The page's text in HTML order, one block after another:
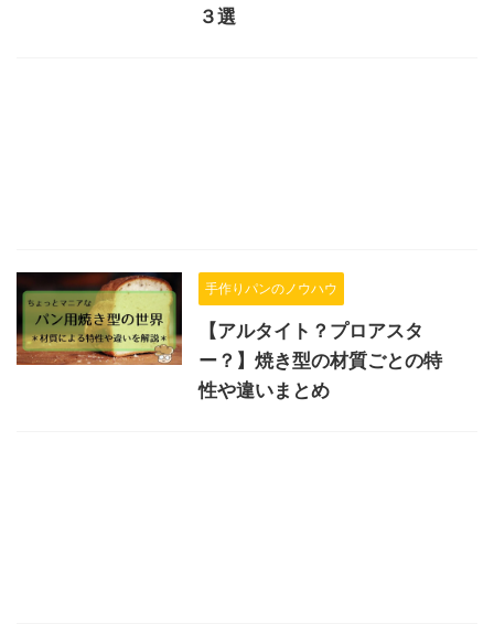
３選
手作りパンのノウハウ
【アルタイト？プロアスタ
ー？】焼き型の材質ごとの特
性や違いまとめ